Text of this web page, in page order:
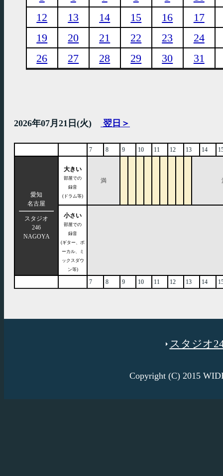
12
13 14 15 16
17
19
20 21 22 23
24
26
27 28 29 30 31
2026年07月21日(火) 翌日＞
7 8 9 10 11 12 13 14
愛知
名古屋
スタジオ
246
NAGOYA
大きい
部屋での
録音
(ドラム等)
満
小さい
部屋での
録音
(ギター、ボ
ーカル、ミ
ックスダウ
ン等)
7 8 9 10 11 12 13 14
スタジオ
Copyright (C) 2015